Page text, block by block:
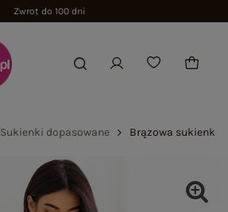
Zwrot do 100 dni
Sukienki dopasowane Brązowa sukienka